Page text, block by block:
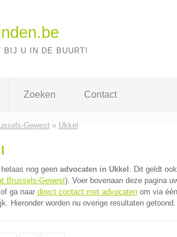
BIJ U IN DE BUURT!
Zoeken Contact
Gewest» Ukkel
nog geen advocaten in Ukkel . Dit geldt
Brussels-Gewest). Voer bovenaan deze pagina
ga naar direct contact met advocatenom via
Hieronder worden nu overige resultaten getoond.